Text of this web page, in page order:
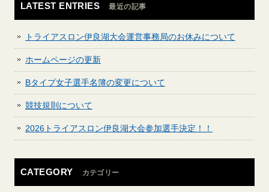
LATEST ENTRIES 最近の記事
トライアスロン伊良湖大会運営事務局のお休みについて
ホームページの更新
Bタイプ女子選手名簿の変更について
競技規則について
2026トライアスロン伊良湖大会参加選手決定！！
CATEGORY カテゴリー